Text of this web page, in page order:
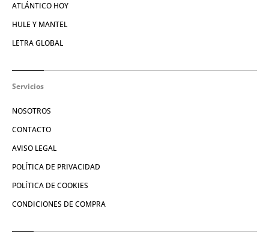
ATLÁNTICO HOY
HULE Y MANTEL
LETRA GLOBAL
Servicios
NOSOTROS
CONTACTO
AVISO LEGAL
POLÍTICA DE PRIVACIDAD
POLÍTICA DE COOKIES
CONDICIONES DE COMPRA